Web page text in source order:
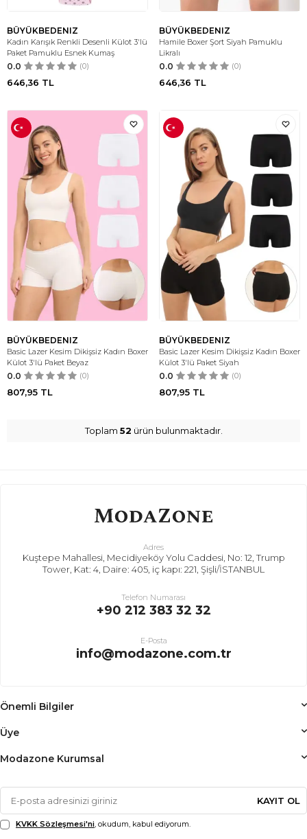
BÜYÜKBEDENIZ
Kadın Karışık Renkli Desenli Külot 3'lü
Paket Pamuklu Esnek Kumaş
0.0 (0)
646,36 TL
BÜYÜKBEDENIZ
Hamile Boxer Şort Siyah Pamuklu
Likralı
0.0 (0)
646,36 TL
BÜYÜKBEDENIZ
Basic Lazer Kesim Dikişsiz Kadın Boxer
Külot 3'lü Paket Beyaz
0.0 (0)
807,95 TL
BÜYÜKBEDENIZ
Basic Lazer Kesim Dikişsiz Kadın Boxer
Külot 3'lü Paket Siyah
0.0 (0)
807,95 TL
Toplam 52 ürün bulunmaktadır.
Adres
Kuştepe Mahallesi, Mecidiyeköy Yolu Caddesi, No: 12, Trump
Tower, Kat: 4, Daire: 405, iç kapı: 221, Şişli/İSTANBUL
Telefon Numarası
+90 212 383 32 32
E-Posta
info@modazone.com.tr
Önemli Bilgiler
Üye
Modazone Kurumsal
KAYIT OL
KVKK Sözleşmesi'ni, okudum, kabul ediyorum.